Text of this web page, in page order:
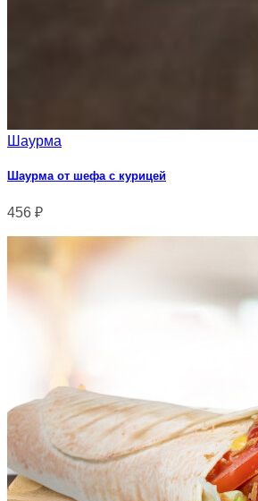
Шаурма
Шаурма от шефа c курицей
456 ₽